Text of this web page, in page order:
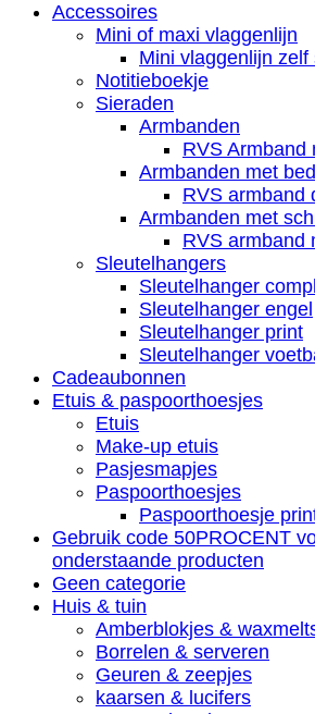
Accessoires
Mini of maxi vlaggenlijn
Mini vlaggenlijn zelf
Notitieboekje
Sieraden
Armbanden
RVS Armband
Armbanden met
RVS armband
Armbanden met
RVS armband
Sleutelhangers
Sleutelhanger
Sleutelhanger engel
Sleutelhanger print
Sleutelhanger
Cadeaubonnen
Etuis & paspoorthoesjes
Etuis
Make-up etuis
Pasjesmapjes
Paspoorthoesjes
Paspoorthoesje
Gebruik code 50PROCENT
onderstaande producten
Geen categorie
Huis & tuin
Amberblokjes &
Borrelen & serveren
Geuren & zeepjes
kaarsen & lucifers